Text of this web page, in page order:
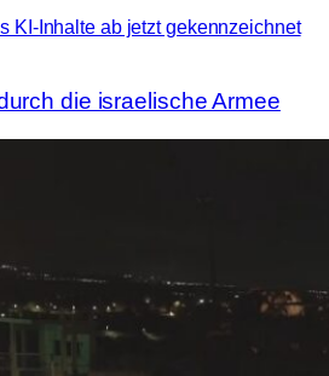
KI-Inhalte ab jetzt gekennzeichnet
die israelische Armee